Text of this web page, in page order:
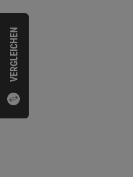
VERGLEICHEN